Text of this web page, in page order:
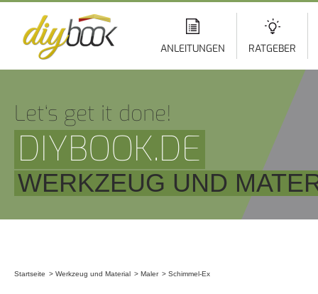
ANLEITUNGEN RATGEBER
Let‘s get it done!
DIYBOOK.DE
WERKZEUG UND
Startseite Werkzeug und Material Maler Schimmel-Ex